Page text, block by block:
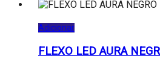
Adicionar
FLEXO LED AURA